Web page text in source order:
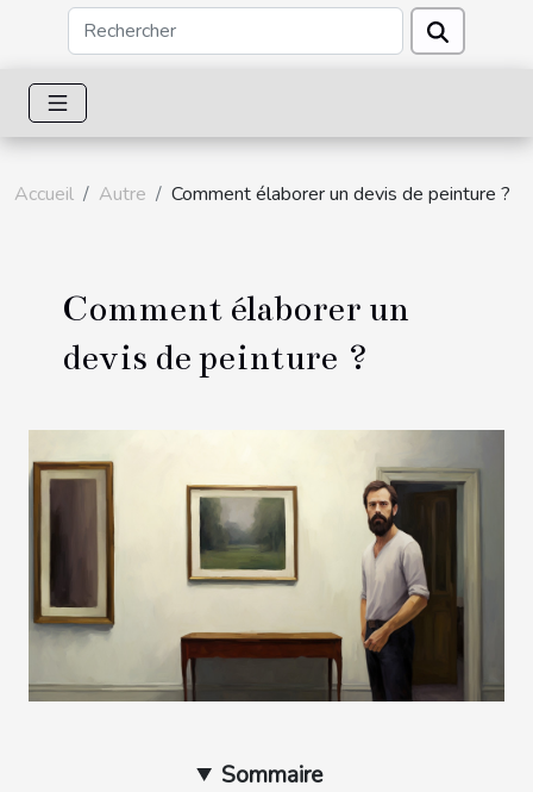
Accueil Autre Comment élaborer un devis de peinture ?
Comment élaborer un
devis de peinture ?
Sommaire